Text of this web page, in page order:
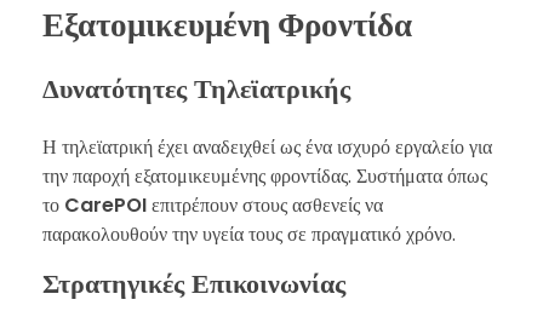
Εξατομικευμένη Φροντίδα
Δυνατότητες Τηλεϊατρικής
Η τηλεϊατρική έχει αναδειχθεί ως ένα ισχυρό εργαλείο για
την παροχή εξατομικευμένης φροντίδας. Συστήματα όπως
το CarePOIεπιτρέπουν στους ασθενείς να
παρακολουθούν την υγεία τους σε πραγματικό χρόνο.
Στρατηγικές Επικοινωνίας